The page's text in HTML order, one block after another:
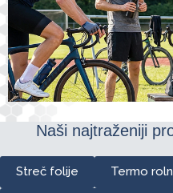
Naši najtraženiji
Streč folije Termo